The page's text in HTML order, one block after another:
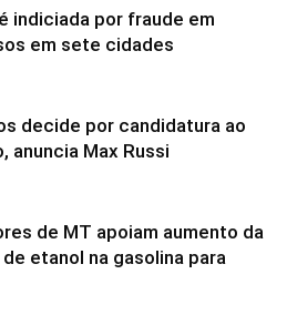
indiciada por fraude em
em sete cidades
decide por candidatura ao
anuncia Max Russi
de MT apoiam aumento da
etanol na gasolina para